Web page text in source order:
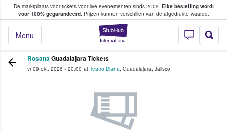
De marktplaats voor tickets voor live-evenementen sinds 2009. Elke bestelling wordt
voor 100% gegarandeerd.Prijzen kunnen verschillen van de afgedrukte waarde.
StubHub: waar
Menu
tickets kopen en verkopen
RosanaGuadalajara Tickets
vr 09 okt. 2026 • 20:00 at Teatro Diana, Guadalajara, Jalisco